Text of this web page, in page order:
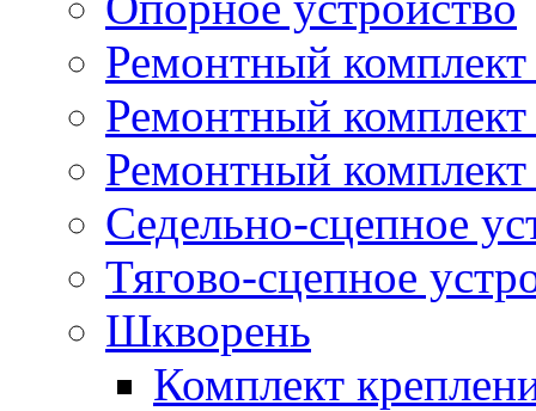
Ремонтный комплект
Ремонтный
Ремонтный комплект
Седельно-сцепное
Тягово-сцепное
Шкворень
Комплект